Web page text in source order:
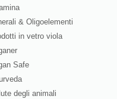
& Oligoelementi
in vetro viola
Safe
degli animali